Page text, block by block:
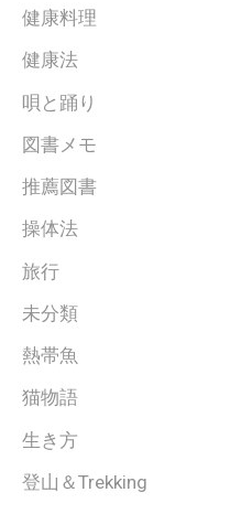
健康料理
健康法
唄と踊り
図書メモ
推薦図書
操体法
旅行
未分類
熱帯魚
猫物語
生き方
登山＆Trekking